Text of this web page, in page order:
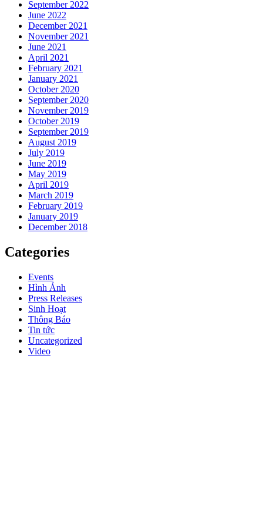
September 2022
June 2022
December 2021
November 2021
June 2021
April 2021
February 2021
January 2021
October 2020
September 2020
November 2019
October 2019
September 2019
August 2019
July 2019
June 2019
May 2019
April 2019
March 2019
February 2019
January 2019
December 2018
Categories
Events
Hình Ảnh
Press Releases
Sinh Hoạt
Thông Báo
Tin tức
Uncategorized
Video